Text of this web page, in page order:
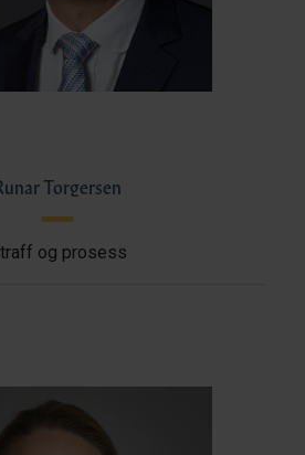
Torgersen
og prosess